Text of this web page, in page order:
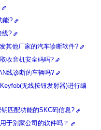
能?
线?
其他厂家的汽车诊断软件?
收音机安全码吗?
线诊断的车辆吗?
无线按钮发射器)进行编
匹配功能的SKC码信息?
于别家公司的软件吗？